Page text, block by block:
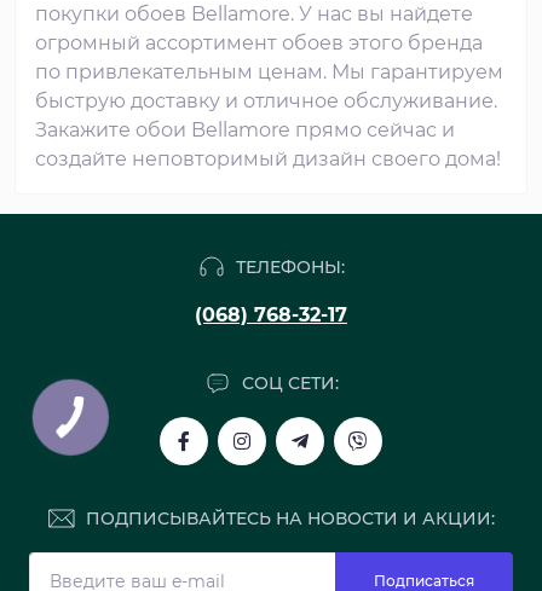
покупки обоев Bellamore. У нас вы найдете
огромный ассортимент обоев этого бренда
по привлекательным ценам. Мы гарантируем
быструю доставку и отличное обслуживание.
Закажите обои Bellamore прямо сейчас и
создайте неповторимый дизайн своего дома!
ТЕЛЕФОНЫ:
(068) 768-32-17
СОЦ СЕТИ:
ПОДПИСЫВАЙТЕСЬ НА НОВОСТИ И АКЦИИ:
Подписаться